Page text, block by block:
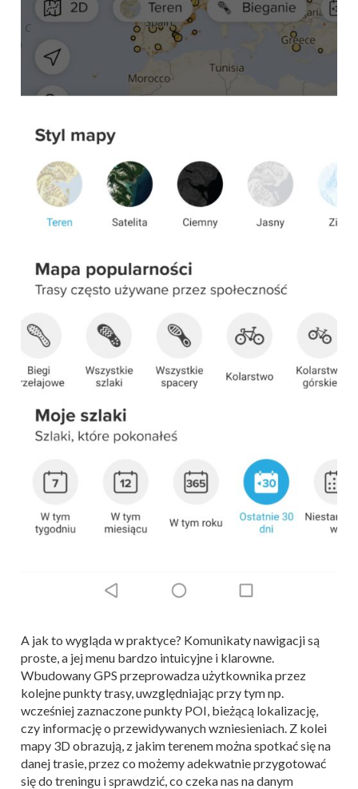
A jak to wygląda w praktyce? Komunikaty nawigacji są
proste, a jej menu bardzo intuicyjne i klarowne.
Wbudowany GPS przeprowadza użytkownika przez
kolejne punkty trasy, uwzględniając przy tym np.
wcześniej zaznaczone punkty POI, bieżącą lokalizację,
czy informację o przewidywanych wzniesieniach. Z kolei
mapy 3D obrazują, z jakim terenem można spotkać się na
danej trasie, przez co możemy adekwatnie przygotować
się do treningu i sprawdzić, co czeka nas na danym